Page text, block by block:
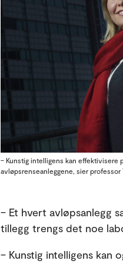
– Kunstig intelligens kan effektivisere
avløpsrenseanleggene, sier professor
– Et hvert avløpsanlegg
tillegg trengs det noe
– Kunstig intelligens kan